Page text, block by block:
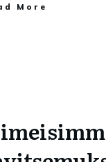
More